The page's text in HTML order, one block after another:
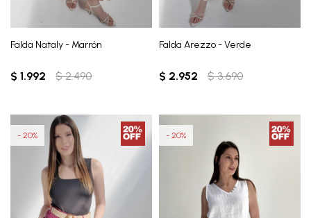
Falda Nataly - Marrón
$ 1.992 $ 2.490
Falda Arezzo - Verde
$ 2.952 $ 3.690
20 20